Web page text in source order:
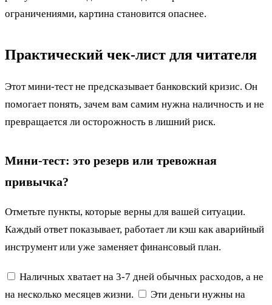
ограничениями, картина становится опаснее.
Практический чек-лист для читателя
Этот мини-тест не предсказывает банковский кризис. Он
помогает понять, зачем вам самим нужна наличность и не
превращается ли осторожность в лишний риск.
Мини-тест: это резерв или тревожная
привычка?
Отметьте пункты, которые верны для вашей ситуации.
Каждый ответ показывает, работает ли кэш как аварийный
инструмент или уже заменяет финансовый план.
Наличных хватает на 3-7 дней обычных расходов, а не
на несколько месяцев жизни.
Эти деньги нужны на